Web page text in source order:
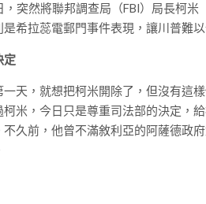
，突然將聯邦調查局（FBI）局長柯
希拉蕊電郵門事件表現，讓川普難
定
天，就想把柯米開除了，但沒有這
米，今日只是尊重司法部的決定，
久前，他曾不滿敘利亞的阿薩德政